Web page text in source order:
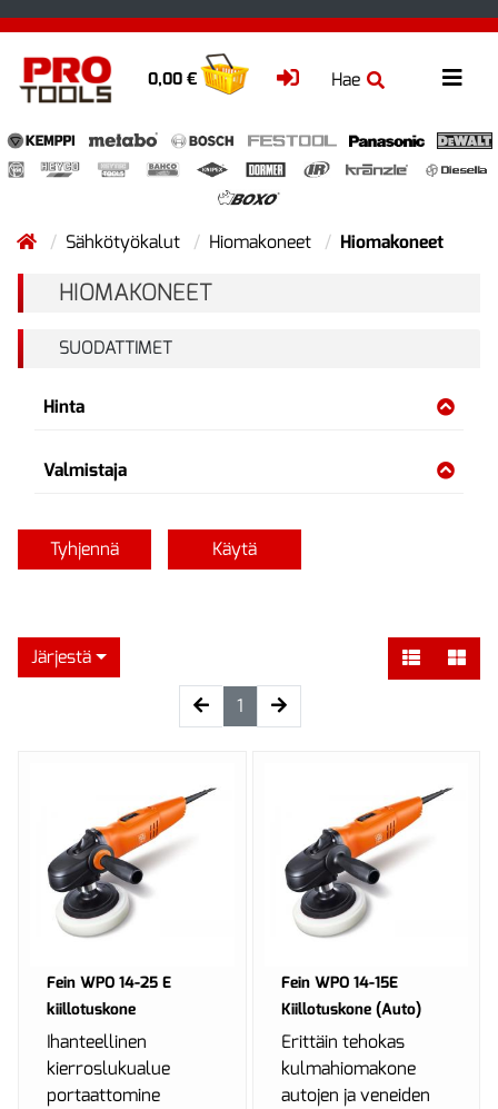
Hae
0,00 €
Sähkötyökalut Hiomakoneet Hiomakoneet
HIOMAKONEET
SUODATTIMET
Hinta
Valmistaja
Tyhjennä Käytä
Järjestä
1 (current)
Fein WPO 14-25 E
kiillotuskone
Ihanteellinen
kierroslukualue
portaattomine
Fein WPO 14-15E
Kiillotuskone (Auto)
Erittäin tehokas
kulmahiomakone
autojen ja veneiden